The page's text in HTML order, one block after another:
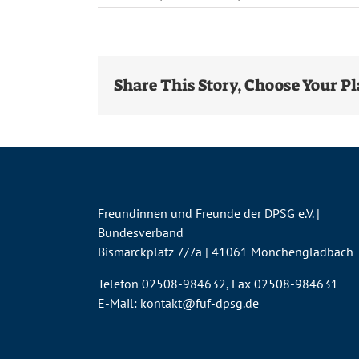
Share This Story, Choose Your
Freundinnen und Freunde der DPSG e.V. |
Bundesverband
Bismarckplatz 7/7a | 41061 Mönchengladbach
Telefon 02508-984632, Fax 02508-984631
E-Mail: kontakt@fuf-dpsg.de